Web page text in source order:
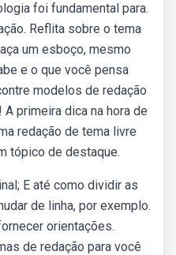
foi fundamental para.
Reflita sobre o tema
um esboço, mesmo
e o que você pensa
modelos de redação
primeira dica na hora de
redação de tema livre
tópico de destaque.
E até como dividir as
de linha, por exemplo.
orientações.
de redação para você